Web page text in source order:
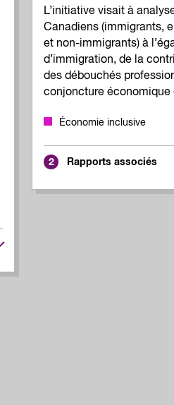
L’initiative visait à
Canadiens (immigrants,
et non-immigrants) à
d’immigration, de la
des débouchés
conjoncture économique
Économie inclusive
2 Rapports associés